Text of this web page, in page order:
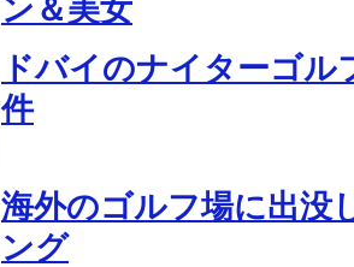
ン＆美女
ドバイのナイターゴ
件
海外のゴルフ場に出没
ング